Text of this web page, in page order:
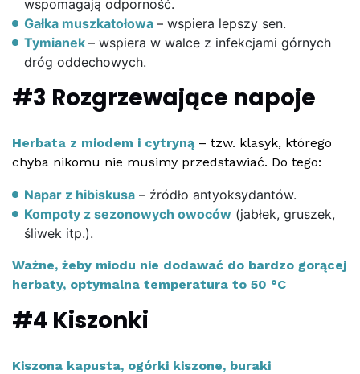
wspomagają odporność.
Gałka muszkatołowa – wspiera lepszy sen.
Tymianek – wspiera w walce z infekcjami górnych
dróg oddechowych.
#3 Rozgrzewające napoje
Herbata z miodem i cytryną – tzw. klasyk, którego
chyba nikomu nie musimy przedstawiać. Do tego:
Napar z hibiskusa – źródło antyoksydantów.
Kompoty z sezonowych owoców (jabłek, gruszek,
śliwek itp.).
Ważne, żeby miodu nie dodawać do bardzo gorącej
herbaty, optymalna temperatura to 50 °C
#4 Kiszonki
Kiszona kapusta, ogórki kiszone, buraki